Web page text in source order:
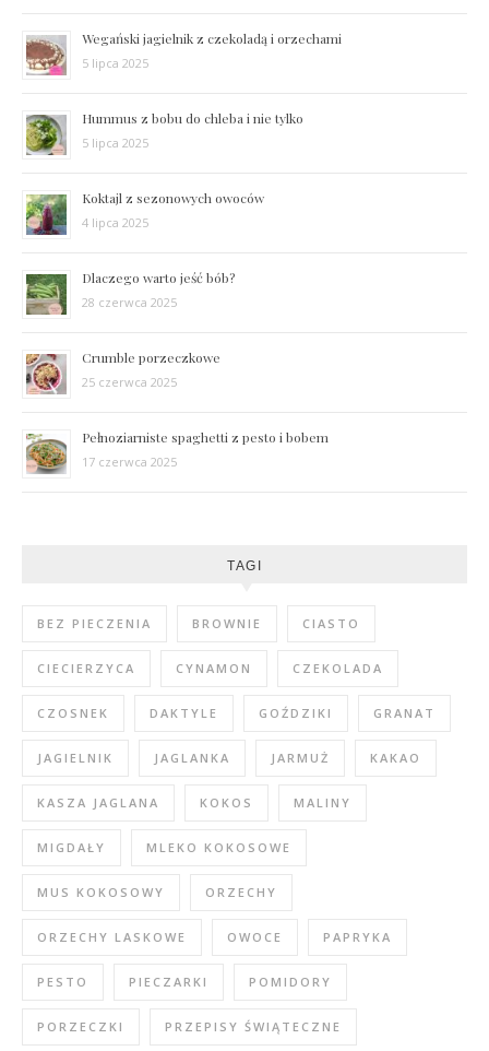
Wegański jagielnik z czekoladą i orzechami
5 lipca 2025
Hummus z bobu do chleba i nie tylko
5 lipca 2025
Koktajl z sezonowych owoców
4 lipca 2025
Dlaczego warto jeść bób?
28 czerwca 2025
Crumble porzeczkowe
25 czerwca 2025
Pełnoziarniste spaghetti z pesto i bobem
17 czerwca 2025
TAGI
BEZ PIECZENIA BROWNIE CIASTO
CIECIERZYCA CYNAMON CZEKOLADA
CZOSNEK DAKTYLE GOŹDZIKI GRANAT
JAGIELNIK JAGLANKA JARMUŻ KAKAO
KASZA JAGLANA KOKOS MALINY
MIGDAŁY MLEKO KOKOSOWE
MUS KOKOSOWY ORZECHY
ORZECHY LASKOWE OWOCE PAPRYKA
PESTO PIECZARKI POMIDORY
PORZECZKI PRZEPISY ŚWIĄTECZNE